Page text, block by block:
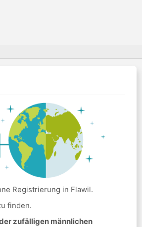
Registrierung in Flawil.
finden.
zufälligen männlichen